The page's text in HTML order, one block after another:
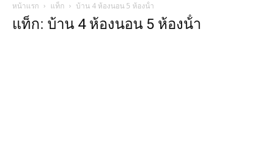
หน้าแรก แท็ก บ้าน 4 ห้องนอน 5 ห้องน้ํา
แท็ก: บ้าน 4 ห้องนอน 5 ห้องน้ํา